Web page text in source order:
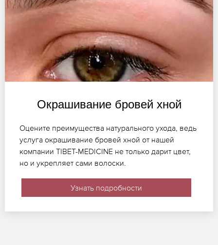
Окрашивание бровей хной
Оцените преимущества натурального ухода, ведь
услуга окрашивание бровей хной от нашей
компании TIBET-MEDICINE не только дарит цвет,
но и укрепляет сами волоски.
Узнать подробности